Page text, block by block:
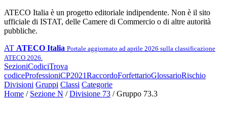
ATECO Italia è un progetto editoriale indipendente. Non è il sito
ufficiale di ISTAT, delle Camere di Commercio o di altre autorità
pubbliche.
AT ATECO Italia Portale aggiornato ad aprile 2026 sulla classificazione
ATECO 2026.
SezioniCodiciTrova
codiceProfessioniCP2021RaccordoForfettarioGlossarioRischio
Divisioni Gruppi Classi Categorie
Home / Sezione N / Divisione 73 / Gruppo 73.3